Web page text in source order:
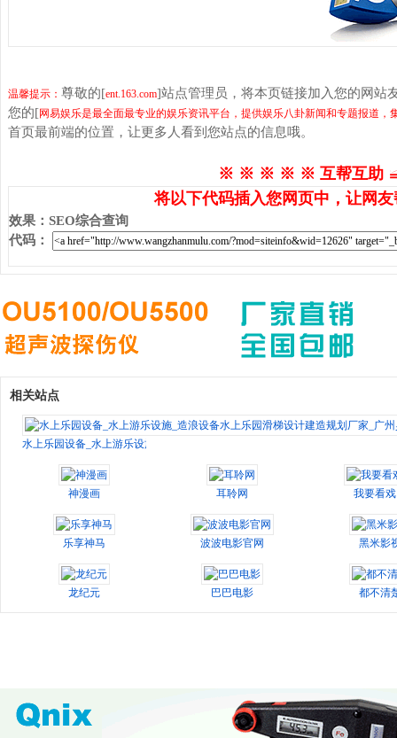
温馨提示： 尊敬的[ent.163.com]站点管理员，将本页链接加入您的网站
您的[网易娱乐是最全面最专业的娱乐资讯平台，提供娱乐八卦新闻和专题报道
首页最前端的位置，让更多人看到您站点的信息哦。
※ ※ ※ ※ ※ 互帮互助
将以下代码插入您网页中，让网
效果 ： SEO综合查询
代码 ：
相关站点
水上乐园设备_水上游乐设施_造浪设备水上乐园滑梯设计建造规划厂家_广州昊
神漫画 耳聆网 我要看
乐享神马 波波电影官网 黑米影
龙纪元 巴巴电影 都不清